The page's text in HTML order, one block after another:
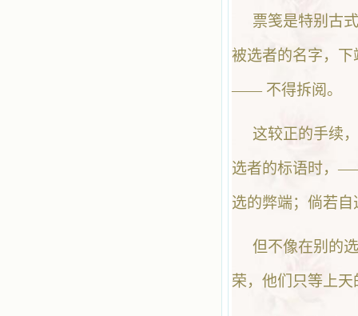
票笺是特别古
被选者的名字，
—— 不得拆阅。
这较正的手续
选者的标语时，
选的弊端；倘若
但不像在别的
荣，他们只等上